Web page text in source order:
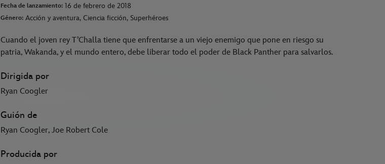
Fecha de lanzamiento: 16 de febrero de 2018
Género: Acción y aventura, Ciencia ficción, Superhéroes
Cuando el joven rey T’Challa tiene que enfrentarse a un viejo enemigo que pone en riesgo su
patria, Wakanda, y el mundo entero, debe liberar todo el poder de Black Panther para salvarlos.
Dirigida por
Ryan Coogler
Guión de
Ryan Coogler, Joe Robert Cole
Producida por